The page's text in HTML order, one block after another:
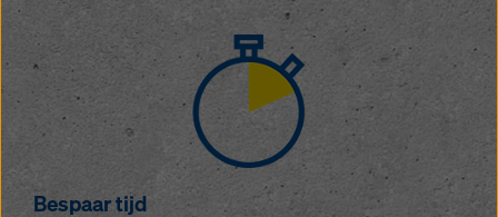
Bespaar tijd